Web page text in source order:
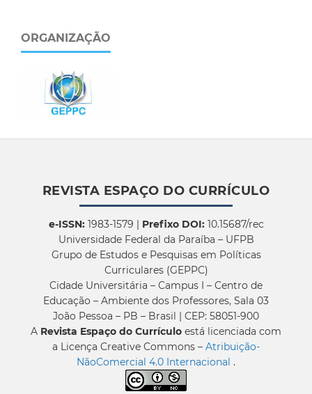
ORGANIZAÇÃO
REVISTA ESPAÇO DO CURRÍCULO
e-ISSN:1983-1579 | Prefixo DOI:10.15687/rec
Universidade Federal da Paraíba – UFPB
Grupo de Estudos e Pesquisas em Políticas
Curriculares (GEPPC)
Cidade Universitária – Campus I – Centro de
Educação – Ambiente dos Professores, Sala 03
João Pessoa – PB – Brasil | CEP: 58051-900
A Revista Espaço do Currículo está licenciada com
a Licença Creative Commons – Atribuição-
NãoComercial 4.0 Internacional .